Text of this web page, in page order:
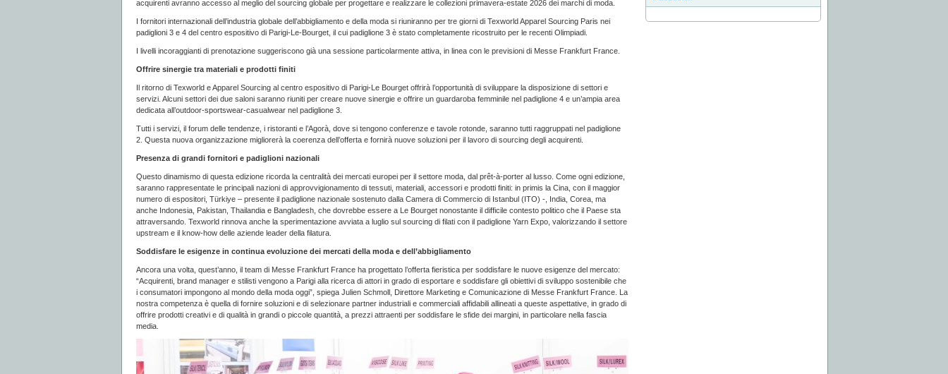
acquirenti avranno accesso al meglio del sourcing globale per progettare e realizzare le collezioni primavera-estate 2026 dei marchi di moda.
I fornitori internazionali dell’industria globale dell’abbigliamento e della moda si riuniranno per tre giorni di Texworld Apparel Sourcing Paris nei
padiglioni 3 e 4 del centro espositivo di Parigi-Le-Bourget, il cui padiglione 3 è stato completamente ricostruito per le recenti Olimpiadi.
I livelli incoraggianti di prenotazione suggeriscono già una sessione particolarmente attiva, in linea con le previsioni di Messe Frankfurt France.
Offrire sinergie tra materiali e prodotti finiti
Il ritorno di Texworld e Apparel Sourcing al centro espositivo di Parigi-Le Bourget offrirà l’opportunità di sviluppare la disposizione di settori e
servizi. Alcuni settori dei due saloni saranno riuniti per creare nuove sinergie e offrire un guardaroba femminile nel padiglione 4 e un’ampia area
dedicata all’outdoor-sportswear-casualwear nel padiglione 3.
Tutti i servizi, il forum delle tendenze, i ristoranti e l’Agorà, dove si tengono conferenze e tavole rotonde, saranno tutti raggruppati nel padiglione
2. Questa nuova organizzazione migliorerà la coerenza dell’offerta e fornirà nuove soluzioni per il lavoro di sourcing degli acquirenti.
Presenza di grandi fornitori e padiglioni nazionali
Questo dinamismo di questa edizione ricorda la centralità dei mercati europei per il settore moda, dal prêt-à-porter al lusso. Come ogni edizione,
saranno rappresentate le principali nazioni di approvvigionamento di tessuti, materiali, accessori e prodotti finiti: in primis la Cina, con il maggior
numero di espositori, Türkiye – presente il padiglione nazionale sostenuto dalla Camera di Commercio di Istanbul (ITO) -, India, Corea, ma
anche Indonesia, Pakistan, Thailandia e Bangladesh, che dovrebbe essere a Le Bourget nonostante il difficile contesto politico che il Paese sta
attraversando. Texworld rinnova anche la sperimentazione avviata a luglio sul sourcing di filati con il padiglione Yarn Expo, valorizzando il settore
upstream e il know-how delle aziende leader della filatura.
Soddisfare le esigenze in continua evoluzione dei mercati della moda e dell’abbigliamento
Ancora una volta, quest’anno, il team di Messe Frankfurt France ha progettato l’offerta fieristica per soddisfare le nuove esigenze del mercato:
“Acquirenti, brand manager e stilisti vengono a Parigi alla ricerca di attori in grado di esportare e soddisfare gli obiettivi di sviluppo sostenibile che
i consumatori impongono al mondo della moda oggi”, spiega Julien Schmoll, Direttore Marketing e Comunicazione di Messe Frankfurt France. La
nostra competenza è quella di fornire soluzioni e di selezionare partner industriali e commerciali affidabili allineati a queste aspettative, in grado di
offrire prodotti creativi e di qualità in grandi o piccole quantità, a prezzi attraenti per soddisfare le sfide dei margini, in particolare nella fascia
media.